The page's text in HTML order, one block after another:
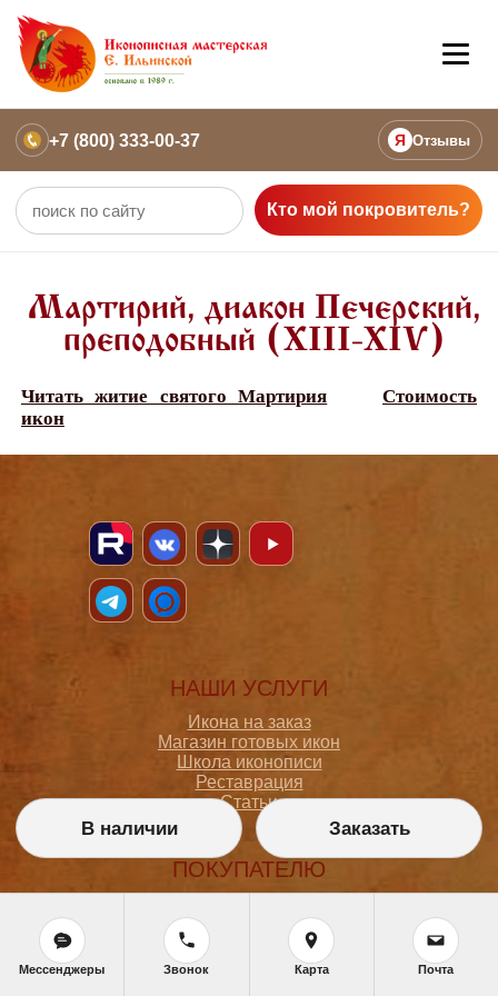
+7 (800) 333-00-37 Я Отзывы
Кто мой покровитель?
Мартирий, диакон Печерский,
преподобный (XIII-XIV)
Читать житие святого Мартирия
Стоимость
икон
НАШИ УСЛУГИ
Икона на заказ
Магазин готовых икон
Школа иконописи
Реставрация
Статьи
ПОКУПАТЕЛЮ
Как сделать заказ
Доставка и оплата
Политика конфиденциальности
В наличии Заказать
Мессенджеры Звонок Карта Почта